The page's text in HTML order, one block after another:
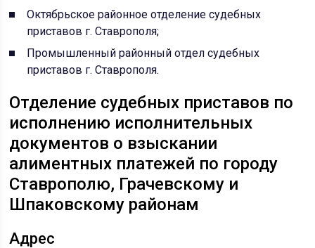
Октябрьское районное отделение судебных
приставов г. Ставрополя;
Промышленный районный отдел судебных
приставов г. Ставрополя.
Отделение судебных приставов по
исполнению исполнительных
документов о взыскании
алиментных платежей по городу
Ставрополю, Грачевскому и
Шпаковскому районам
Адрес